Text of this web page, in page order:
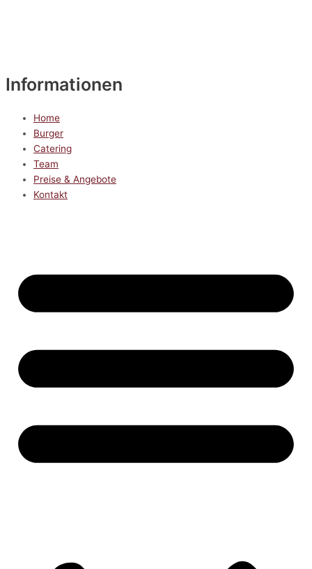
Informationen
Home
Burger
Catering
Team
Preise & Angebote
Kontakt